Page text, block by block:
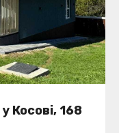
Косові, 168